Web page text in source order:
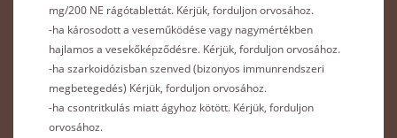
mg/200 NE rágótablettát. Kérjük, forduljon orvosához.
-ha károsodott a veseműködése vagy nagymértékben
hajlamos a vesekőképződésre. Kérjük, forduljon orvosához.
-ha szarkoidózisban szenved (bizonyos immunrendszeri
megbetegedés) Kérjük, forduljon orvosához.
-ha csontritkulás miatt ágyhoz kötött. Kérjük, forduljon
orvosához.